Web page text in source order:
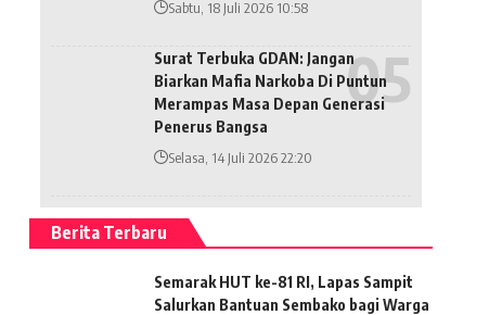
Sabtu, 18 Juli 2026 10:58
Surat Terbuka GDAN: Jangan
Biarkan Mafia Narkoba Di Puntun
Merampas Masa Depan Generasi
Penerus Bangsa
Selasa, 14 Juli 2026 22:20
Berita Terbaru
Semarak HUT ke-81 RI, Lapas Sampit
Salurkan Bantuan Sembako bagi Warga